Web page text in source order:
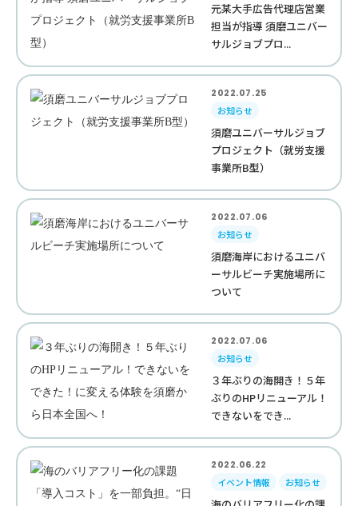
元某大手広告代理店営業
担当が指導 須磨ユニバー
サルジョブプロ...
2022.07.25
お知らせ
須磨ユニバーサルジョブ
プロジェクト（就労支援
事業所B型）
2022.07.06
お知らせ
須磨海岸におけるユニバ
ーサルビーチ実施場所に
ついて
2022.07.06
お知らせ
３年ぶりの海開き！５年
ぶりのHPリニューアル！
できないをでき...
2022.06.22
イベント情報
お知らせ